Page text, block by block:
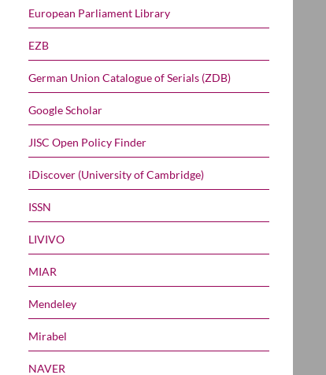
European Parliament Library
EZB
German Union Catalogue of Serials (ZDB)
Google Scholar
JISC Open Policy Finder
iDiscover (University of Cambridge)
ISSN
LIVIVO
MIAR
Mendeley
Mirabel
NAVER